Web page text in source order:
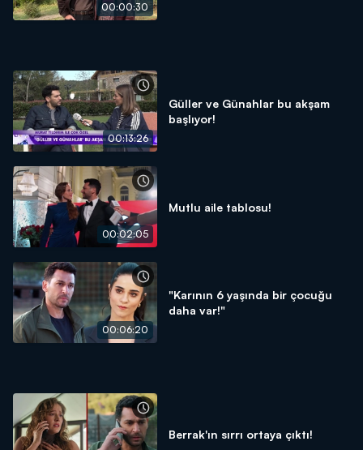
00:00:30
00:13:26
Güller ve Günahlar bu akşam
başlıyor!
00:02:05
Mutlu aile tablosu!
00:06:20
"Karının 6 yaşında bir çocuğu
daha var!"
Berrak'ın sırrı ortaya çıktı!